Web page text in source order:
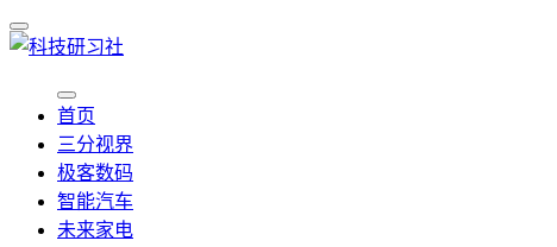
首页
三分视界
极客数码
智能汽车
未来家电